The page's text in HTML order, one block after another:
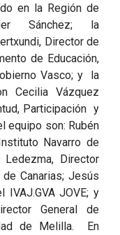
en la Región de
Sánchez; la
Director de
de Educación,
Vasco; y la
Cecilia Vázquez
Participación y
equipo son: Rubén
Navarro de
Director
Canarias; Jesús
IVAJ.GVA JOVE; y
General de
de Melilla. En